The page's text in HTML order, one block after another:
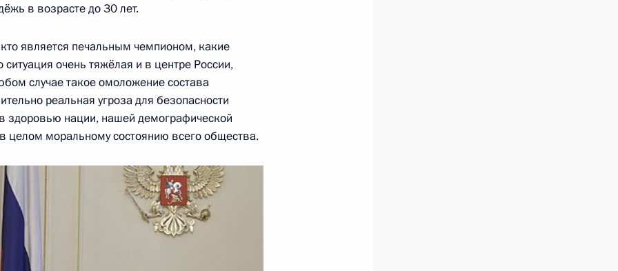
Уго Чавесом
Барвиха
Уго Чавесом 1
в возрасте до 30 лет.
является печальным чемпионом, какие
очень тяжёлая и в центре России,
случае такое омоложение состава
реальная угроза для безопасности
нации, нашей демографической
целом моральному состоянию всего общества.